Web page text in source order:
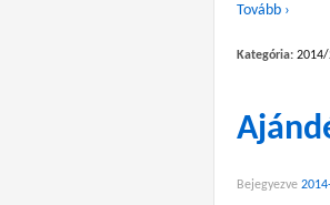
Tovább ›
Kategória:
Bejegyezve